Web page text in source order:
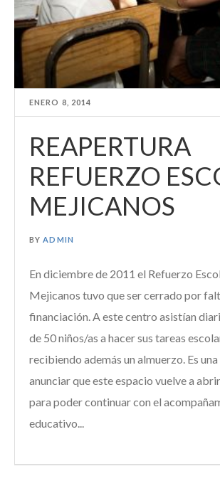
ENERO 8, 2014
REAPERTURA
REFUERZO
MEJICANOS
BYADMIN
En diciembre de 2011 el Refuerzo
Mejicanos tuvo que ser cerrado por
financiación. A este centro asistían
de 50 niños/as a hacer sus tareas
recibiendo además un almuerzo. Es
anunciar que este espacio vuelve a
para poder continuar con el
educativo...